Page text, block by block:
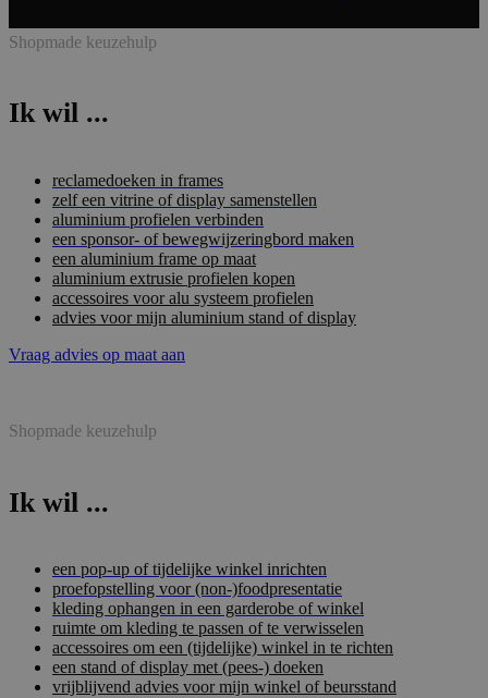
Shopmade keuzehulp
Ik wil ...
reclamedoeken in frames
zelf een vitrine of display samenstellen
aluminium profielen verbinden
een sponsor- of bewegwijzeringbord maken
een aluminium frame op maat
aluminium extrusie profielen kopen
accessoires voor alu systeem profielen
advies voor mijn aluminium stand of display
Vraag advies op maat aan
Shopmade keuzehulp
Ik wil ...
een pop-up of tijdelijke winkel inrichten
proefopstelling voor (non-)foodpresentatie
kleding ophangen in een garderobe of winkel
ruimte om kleding te passen of te verwisselen
accessoires om een (tijdelijke) winkel in te richten
een stand of display met (pees-) doeken
vrijblijvend advies voor mijn winkel of beursstand